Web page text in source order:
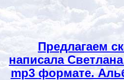
Предлагаем
написала
mp3формате.